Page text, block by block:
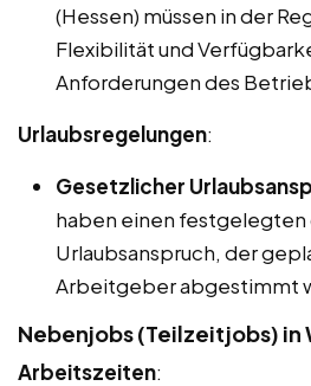
(Hessen) müssen in der
Flexibilität und
Anforderungen des
Urlaubsregelungen:
Gesetzlicher
haben einen
Urlaubsanspruch, der
Arbeitgeber abgestimmt
Nebenjobs (Teilzeitjobs) in
Arbeitszeiten: